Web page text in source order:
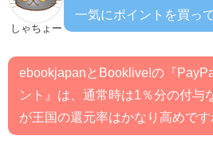
しゃちょー
一気にポイントを買っ
ebookjapanとBooklive!の『
ント』は、通常時は1％分の付与
が王国の還元率はかなり高めです